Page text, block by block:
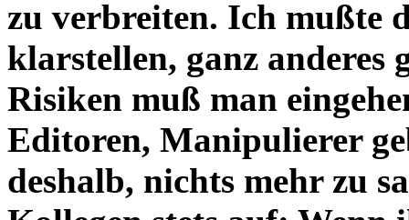
zu verbreiten. Ich mußte
klarstellen, ganz anderes
Risiken muß man
Editoren, Manipulierer
deshalb, nichts mehr zu